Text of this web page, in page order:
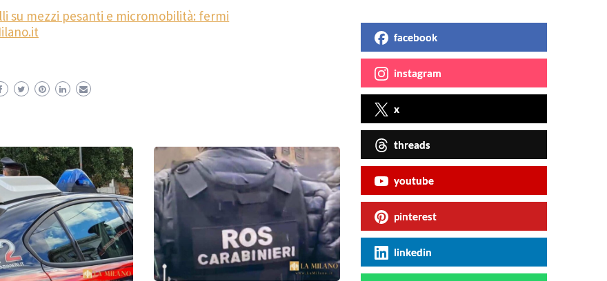
su mezzi pesanti e micromobilità: fermi
facebook
instagram
x
threads
youtube
pinterest
linkedin